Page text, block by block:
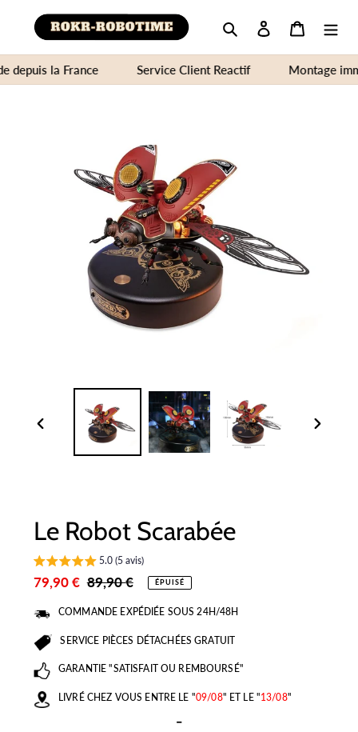
RechercherSe connecter
Panier
la France Service Client Reactif Montage
DIAPOSITIVE
PRÉCÉDENTE
Le Robot Scarabée
5.0 (5 avis)
Prix
réduit
79,90 € Prix
normal
89,90 € ÉPUISÉ
COMMANDE EXPÉDIÉE SOUS 24H/48H
SERVICE PIÈCES DÉTACHÉES GRATUIT
GARANTIE "SATISFAIT OU REMBOURSÉ"
LIVRÉ CHEZ VOUS ENTRE LE "09/08" ET LE "13/08"
-